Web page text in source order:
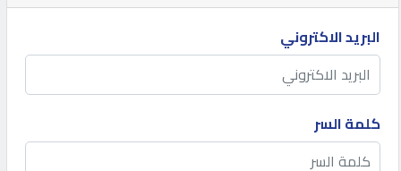
المنتدى
كيو
مزاد
البريد الاكتروني
كلمة السر